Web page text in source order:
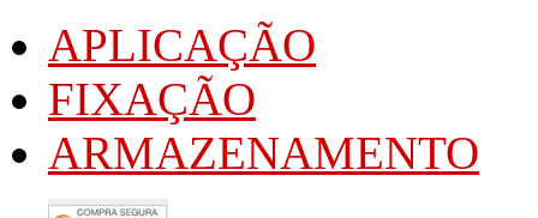
APLICAÇÃO
FIXAÇÃO
ARMAZENAMENTO